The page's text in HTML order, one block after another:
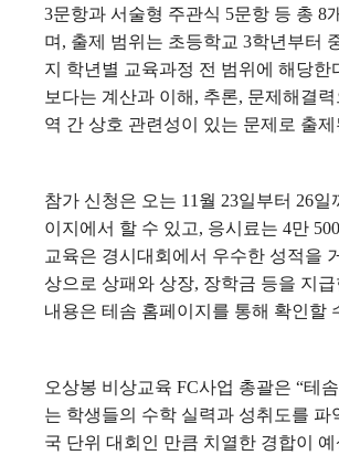
3문항과 서술형 주관식 5문항 등 총 8
며, 출제 범위는 초등학교 3학년부터
지 학년별 교육과정 전 범위에 해당한
보다는 계산과 이해, 추론, 문제해결
역 간 상호 관련성이 있는 문제로 출제
참가 신청은 오는 11월 23일부터 26일
이지에서 할 수 있고, 응시료는 4만
교육은 경시대회에서 우수한 성적을
상으로 상패와 상장, 장학금 등을 지
내용은 테솜 홈페이지를 통해 확인할
오상봉 비상교육 FC사업 총괄은 “테
는 학생들의 수학 실력과 성취도를 파
국 단위 대회인 만큼 치열한 경합이 예